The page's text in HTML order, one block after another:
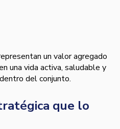
un valor agregado
una vida activa, saludable y
del conjunto.
que lo